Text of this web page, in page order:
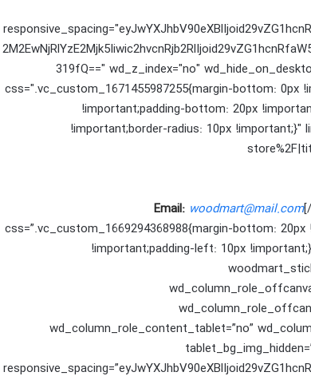
319fQ==" wd_z_index="no"
css=".vc_custom_1671455987255{margin-bottom: 0px
!important;padding-bottom: 20px
!important;border-radius: 10px !important;}"
Email: woodmart@mail.com
css=”.vc_custom_1669294368988{margin-bottom:
!important;padding-left: 10px
wd_column_role_content_tablet=”no”